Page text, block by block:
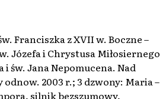
Franciszka z XVII w. Boczne –
Józefa i Chrystusa Miłosiernego
św. Jana Nepomucena. Nad
2003 r.; 3 dzwony: Maria –
silnik bezszumowy,